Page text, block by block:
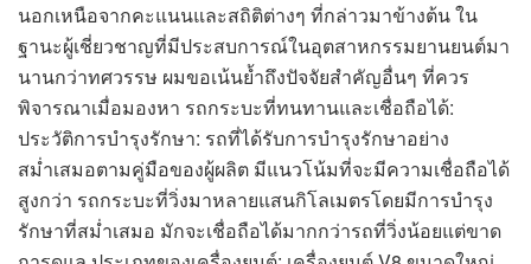
นอกเหนือจากคะแนนและสถิติต่างๆ ที่กล่าวมาข้างต้น ใน
ฐานะผู้เชี่ยวชาญที่มีประสบการณ์ในอุตสาหกรรมยานยนต์มา
นานกว่าทศวรรษ ผมขอเน้นย้ำถึงปัจจัยสำคัญอื่นๆ ที่ควร
พิจารณาเมื่อมองหา รถกระบะที่ทนทานและเชื่อถือได้:
ประวัติการบำรุงรักษา: รถที่ได้รับการบำรุงรักษาอย่าง
สม่ำเสมอตามคู่มือของผู้ผลิต มีแนวโน้มที่จะมีความเชื่อถือได้
สูงกว่า รถกระบะที่วิ่งมาหลายแสนกิโลเมตรโดยมีการบำรุง
รักษาที่สม่ำเสมอ มักจะเชื่อถือได้มากกว่ารถที่วิ่งน้อยแต่ขาด